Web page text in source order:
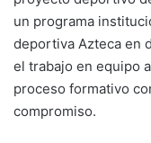
un programa
deportiva Azteca en
el trabajo en equipo
proceso formativo
compromiso.